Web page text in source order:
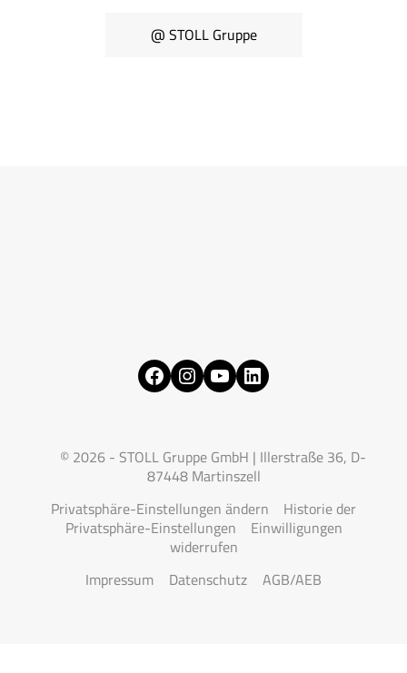
@ STOLL Gruppe
Facebook
Instagram
YouTubeLinkedIn
© 2026 - STOLL Gruppe GmbH | Illerstraße 36, D-
87448 Martinszell
Privatsphäre-Einstellungen ändern Historie der
Privatsphäre-Einstellungen Einwilligungen
widerrufen
Impressum Datenschutz AGB/AEB